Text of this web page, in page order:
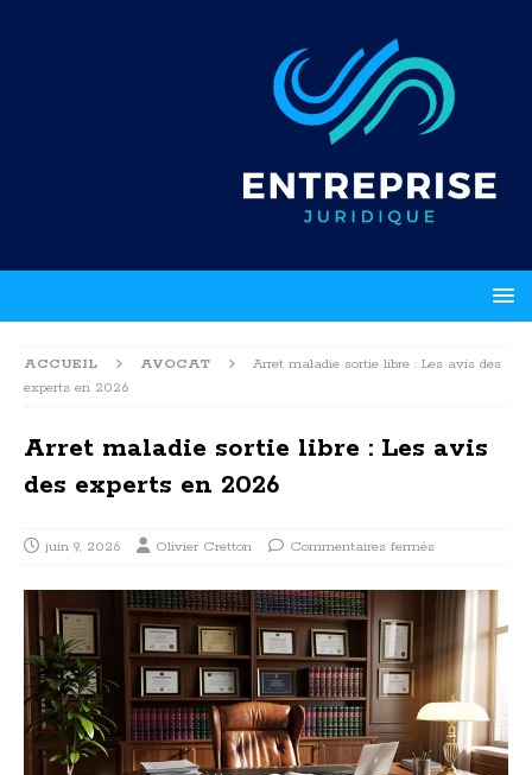
ACCUEIL AVOCAT
Arret maladie sortie libre : Les avis des
experts en 2026
Arret maladie sortie libre : Les avis
des experts en 2026
juin 9, 2026 Olivier Cretton Commentaires fermés